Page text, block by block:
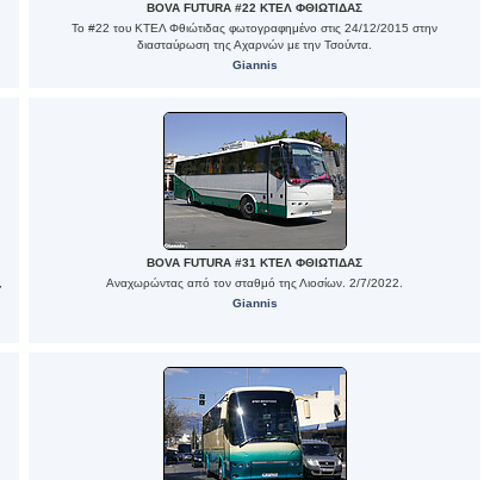
BOVA FUTURA #22 ΚΤΕΛ ΦΘΙΩΤΙΔΑΣ
Το #22 του ΚΤΕΛ Φθιώτιδας φωτογραφημένο στις 24/12/2015 στην
διασταύρωση της Αχαρνών με την Τσούντα.
Giannis
BOVA FUTURA #31 ΚΤΕΛ ΦΘΙΩΤΙΔΑΣ
Αναχωρώντας από τον σταθμό της Λιοσίων. 2/7/2022.
Giannis